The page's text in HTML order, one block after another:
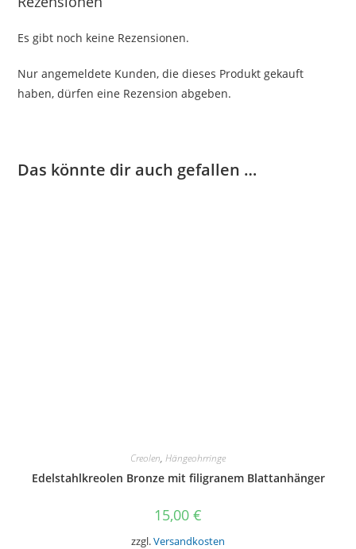
Es gibt noch keine Rezensionen.
Nur angemeldete Kunden, die dieses Produkt gekauft
haben, dürfen eine Rezension abgeben.
Das könnte dir auch gefallen …
Creolen, Hängeohrringe
Edelstahlkreolen Bronze mit filigranem Blattanhänger
15,00 €
zzgl.Versandkosten